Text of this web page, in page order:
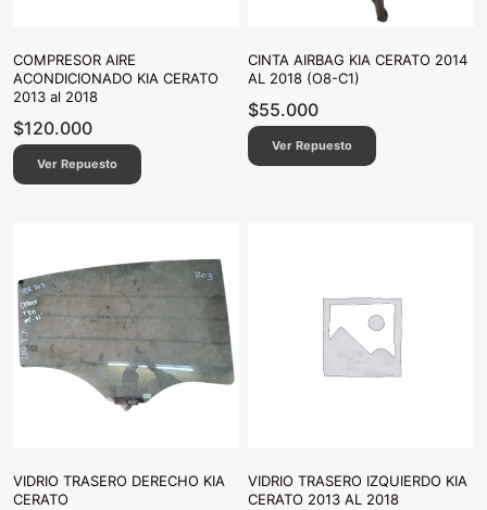
COMPRESOR AIRE
ACONDICIONADO KIA CERATO
2013 al 2018
$120.000
Ver Repuesto
CINTA AIRBAG KIA CERATO 2014
AL 2018 (O8-C1)
$55.000
Ver Repuesto
VIDRIO TRASERO DERECHO KIA
CERATO
VIDRIO TRASERO IZQUIERDO KIA
CERATO 2013 AL 2018